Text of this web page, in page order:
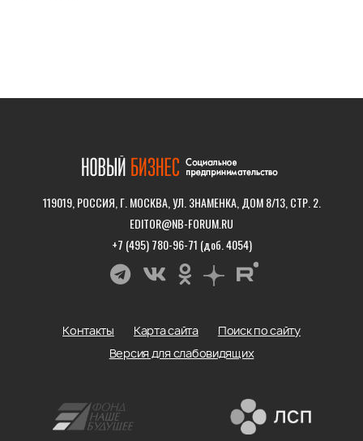
119019, РОССИЯ, Г. МОСКВА, УЛ. ЗНАМЕНКА, ДОМ 8/13, СТР. 2.
EDITOR@NB-FORUM.RU
+7 (495) 780-96-71 (доб. 4054)
Контакты Карта сайта
Поиск по сайту
Версия для слабовидящих